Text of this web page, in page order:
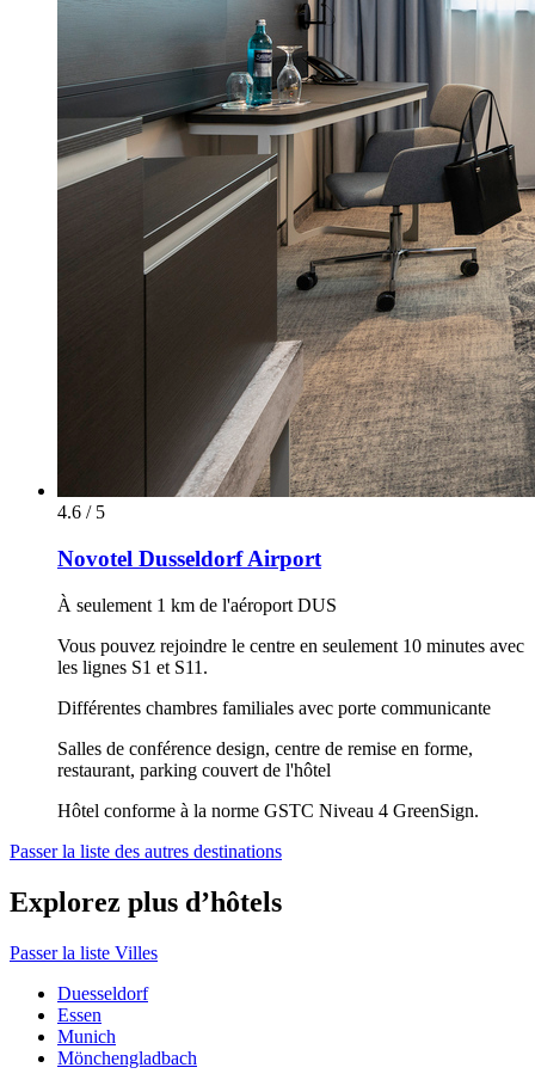
4.6 / 5
Novotel Dusseldorf Airport
À seulement 1 km de l'aéroport DUS
Vous pouvez rejoindre le centre en seulement 10 minutes avec
les lignes S1 et S11.
Différentes chambres familiales avec porte communicante
Salles de conférence design, centre de remise en forme,
restaurant, parking couvert de l'hôtel
Hôtel conforme à la norme GSTC Niveau 4 GreenSign.
Passer la liste des autres destinations
Explorez plus d’hôtels
Passer la liste Villes
Duesseldorf
Essen
Munich
Mönchengladbach